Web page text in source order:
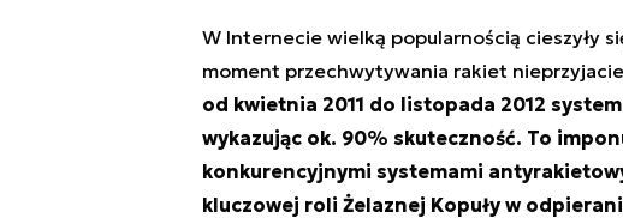
W Internecie wielką popularnością cieszyły
moment przechwytywania rakiet
od kwietnia 2011 do listopada 2012
wykazując ok. 90% skuteczność. To
konkurencyjnymi systemami
kluczowej roli Żelaznej Kopuły w